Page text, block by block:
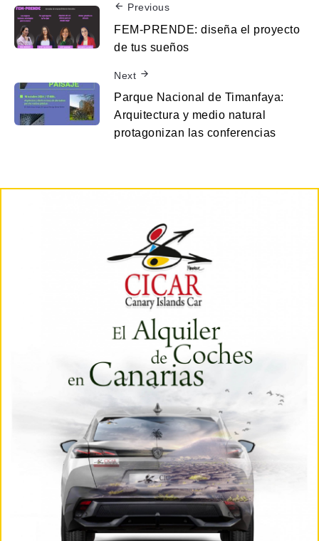
Previous
FEM-PRENDE: diseña el proyecto
de tus sueños
Next
Parque Nacional de Timanfaya:
Arquitectura y medio natural
protagonizan las conferencias